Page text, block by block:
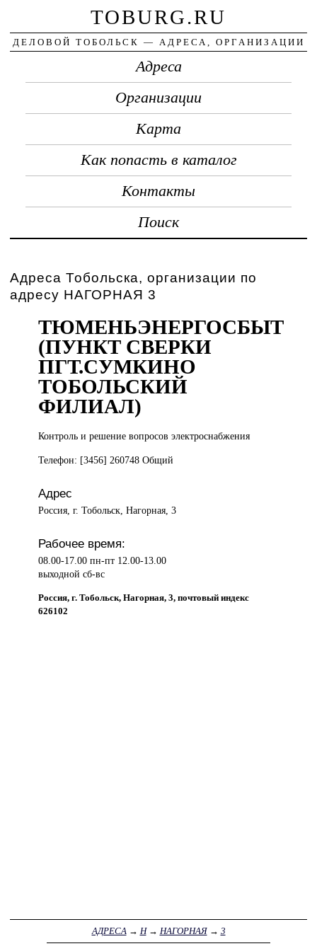
TOBURG.RU
ДЕЛОВОЙ ТОБОЛЬСК — АДРЕСА, ОРГАНИЗАЦИИ
Адреса
Организации
Карта
Как попасть в каталог
Контакты
Поиск
Адреса Тобольска, организации по
адресу НАГОРНАЯ 3
ТЮМЕНЬЭНЕРГОСБЫТ
(ПУНКТ СВЕРКИ
ПГТ.СУМКИНО
ТОБОЛЬСКИЙ
ФИЛИАЛ)
Контроль ирешение вопросов электроснабжения
Телефон: [3456] 260748 Общий
Адрес
Россия, г. Тобольск, Нагорная, 3
Рабочее время:
08.00-17.00 пн-пт 12.00-13.00
выходной сб-вс
Россия, г. Тобольск, Нагорная, 3, почтовый индекс
626102
АДРЕСА→ Н→ НАГОРНАЯ→ 3